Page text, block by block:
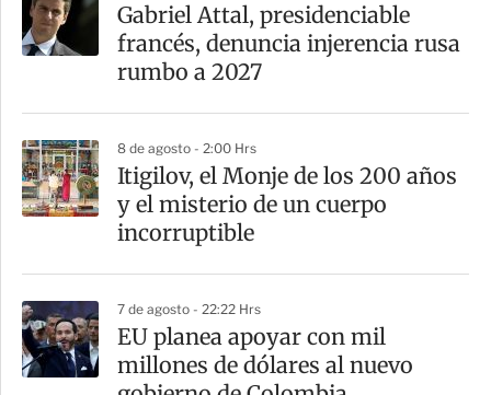
Gabriel Attal, presidenciable
francés, denuncia injerencia rusa
rumbo a 2027
8 de agosto - 2:00 Hrs
Itigilov, el Monje de los 200 años
y el misterio de un cuerpo
incorruptible
7 de agosto - 22:22 Hrs
EU planea apoyar con mil
millones de dólares al nuevo